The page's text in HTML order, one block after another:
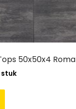
50x50x4 Roma
stuk